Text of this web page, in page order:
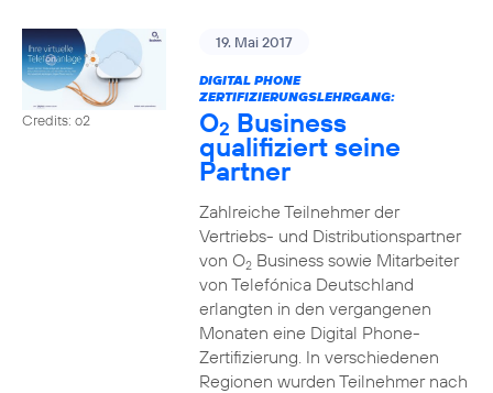
Credits: o2
19. Mai 2017
DIGITAL PHONE
ZERTIFIZIERUNGSLEHRGANG:
O2 Business
qualifiziert seine
Partner
Zahlreiche Teilnehmer der
Vertriebs- und Distributionspartner
von O2Business sowie Mitarbeiter
von Telefónica Deutschland
erlangten in den vergangenen
Monaten eine Digital Phone-
Zertifizierung. In verschiedenen
Regionen wurden Teilnehmer nach